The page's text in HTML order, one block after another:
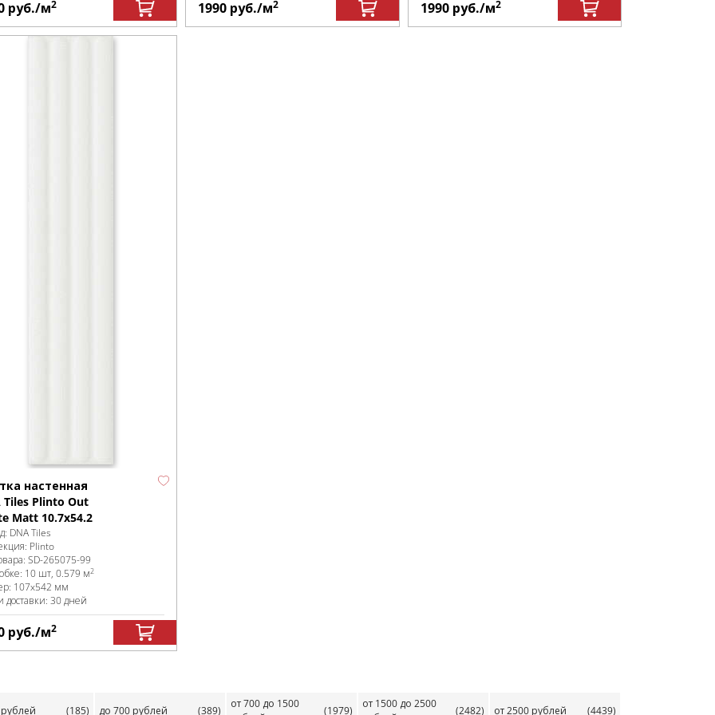
руб./м2 1990 руб./м2 1990 руб./м2
настенная
Tiles Plinto Out
Matt 10.7x54.2
DNA Tiles
Plinto
SD-265075-99
: 10 шт, 0.579 м2
107x542 мм
доставки: 30 дней
руб./м2
(185) до 700 рублей (389)
от 700 до 1500
(1979)
от 1500 до 2500
(2482) от 2500 рублей (4439)